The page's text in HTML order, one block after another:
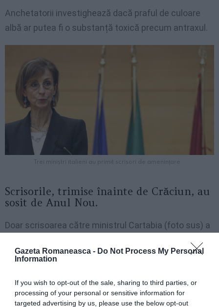
Gazeta Romaneasca - Do Not Process My Personal
Information
If you wish to opt-out of the sale, sharing to third parties, or
processing of your personal or sensitive information for
targeted advertising by us, please use the below opt-out
Anchetatorii investighează dacă praful de culoare
albă ar putea fi o substanță toxică precum antraxul.
Trei miniștri italieni au primit scrisori de amenințare
Scrisorile, trimise înainte de Crăciun, au
sosit de Anul Nou.
Doar scrisoarea către ministrul Cartabia (foto sus) a
fost deschisă, celelalte două au fost imediat predate
anchetatorilor.
Nu este exclus că ar putea fi vorba despre o acțiune
a oponenților vaccinării, a relatat ziarul.